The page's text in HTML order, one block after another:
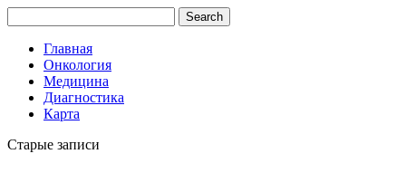
Главная
Онкология
Медицина
Диагностика
Карта
Старые записи